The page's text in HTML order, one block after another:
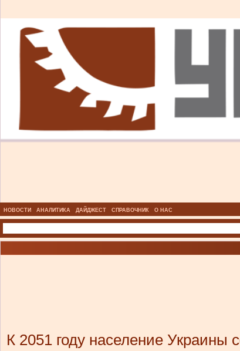
НОВОСТИ АНАЛИТИКА ДАЙДЖЕСТ СПРАВОЧНИК О НАС
К 2051 году население Украины